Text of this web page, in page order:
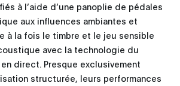
à l’aide d’une panoplie de pédales
aux influences ambiantes et
à la fois le timbre et le jeu sensible
avec la technologie du
direct. Presque exclusivement
structurée, leurs performances